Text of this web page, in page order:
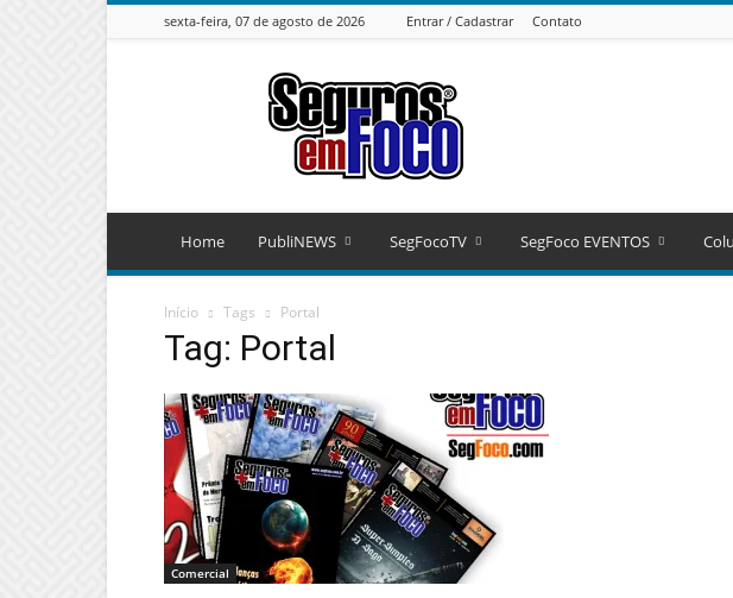
sexta-feira, 07 de agosto de 2026 Entrar / Cadastrar Contato
Seguros
em
Foco
Home PubliNEWS SegFocoTV SegFoco EVENTOS
Início Tags Portal
Tag: Portal
Comercial